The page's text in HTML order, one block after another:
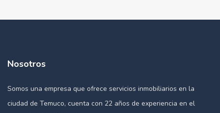
Nosotros
Somos una empresa que ofrece servicios inmobiliarios en la
ciudad de Temuco, cuenta con 22 años de experiencia en el